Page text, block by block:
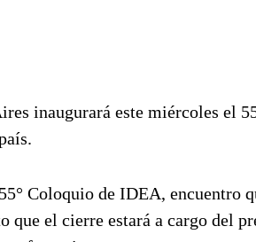
inaugurará este miércoles el
Coloquio de IDEA, encuentro
que el cierre estará a cargo del